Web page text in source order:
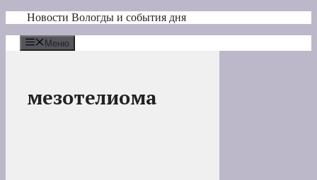
Перейти
содержимому
Новости Вологды и события дня
Меню
мезотелиома